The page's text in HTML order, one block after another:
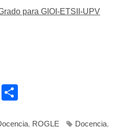
para GIOI-ETSII-UPV
Mastodon
, ROGLE Docencia,